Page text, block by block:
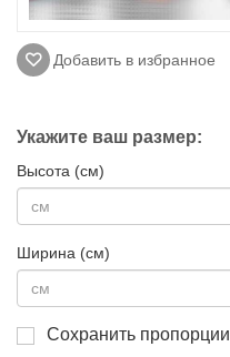
Добавить в избранное
Укажите ваш размер:
Высота (см)
Ширина (см)
Сохранить пропорции